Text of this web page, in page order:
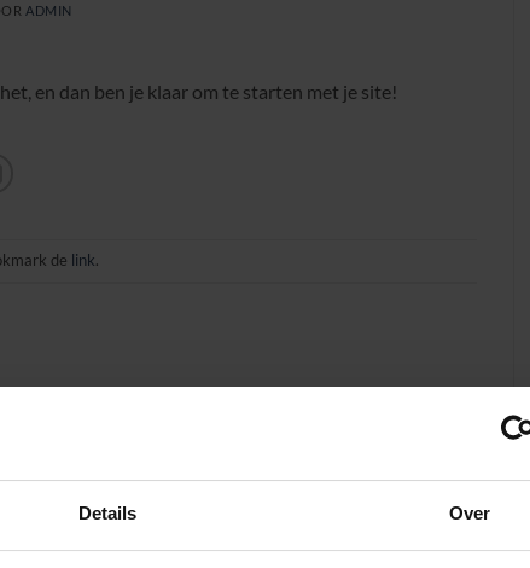
Details Over
ADMIN
en dan ben je klaar om te starten met je site!
de link.